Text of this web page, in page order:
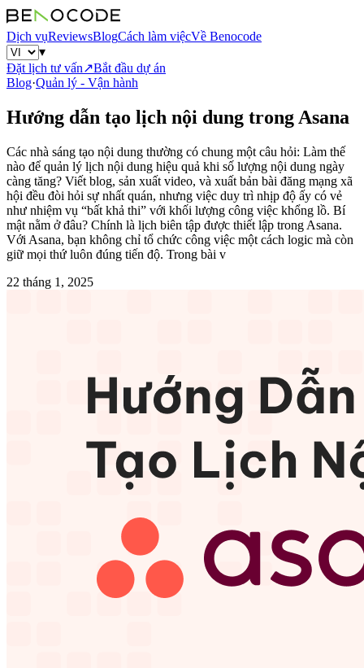
Dịch vụReviewsBlogCách làm việcVề Benocode
▾
Đặt lịch tư vấn↗Bắt đầu dự án
Blog·Quản lý - Vận hành
Hướng dẫn tạo lịch nội dung trong Asana
Các nhà sáng tạo nội dung thường có chung một câu hỏi: Làm thế
nào để quản lý lịch nội dung hiệu quả khi số lượng nội dung ngày
càng tăng? Viết blog, sản xuất video, và xuất bản bài đăng mạng xã
hội đều đòi hỏi sự nhất quán, nhưng việc duy trì nhịp độ ấy có vẻ
như nhiệm vụ “bất khả thi” với khối lượng công việc khổng lồ. Bí
mật nằm ở đâu? Chính là lịch biên tập được thiết lập trong Asana.
Với Asana, bạn không chỉ tổ chức công việc một cách logic mà còn
giữ mọi thứ luôn đúng tiến độ. Trong bài v
22 tháng 1, 2025